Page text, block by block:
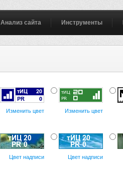
Анализ сайта Инструменты
Изменить цвет Изменить цвет
Цвет надписи Цвет надписи